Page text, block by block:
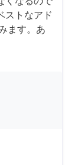
ストなアド
ます。あ